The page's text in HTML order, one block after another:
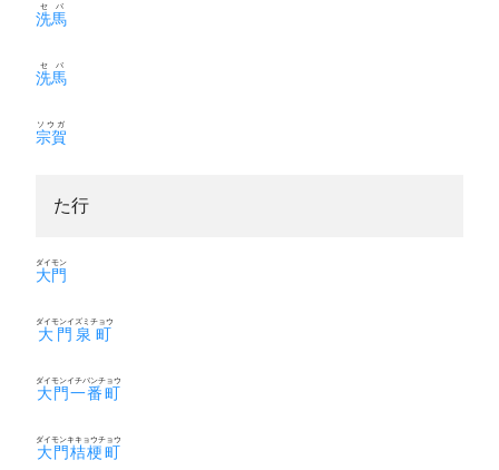
洗馬
セバ
洗馬
セバ
宗賀
ソウガ
た行
大門
ダイモン
大門泉町
ダイモンイズミチョウ
大門一番町
ダイモンイチバンチョウ
大門桔梗町
ダイモンキキョウチョウ